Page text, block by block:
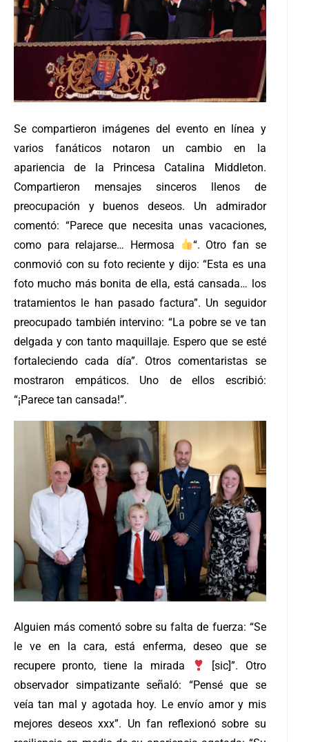
Se compartieron imágenes del evento en línea y
varios fanáticos notaron un cambio en la
apariencia de la Princesa Catalina Middleton.
Compartieron mensajes sinceros llenos de
preocupación y buenos deseos. Un admirador
comentó: “Parece que necesita unas vacaciones,
como para relajarse… Hermosa
“. Otro fan se
conmovió con su foto reciente y dijo: “Esta es una
foto mucho más bonita de ella, está cansada… los
tratamientos le han pasado factura”. Un seguidor
preocupado también intervino: “La pobre se ve tan
delgada y con tanto maquillaje. Espero que se esté
fortaleciendo cada día”. Otros comentaristas se
mostraron empáticos. Uno de ellos escribió:
“¡Parece tan cansada!”.
Alguien más comentó sobre su falta de fuerza: “Se
le ve en la cara, está enferma, deseo que se
recupere pronto, tiene la mirada
[sic]”. Otro
observador simpatizante señaló: “Pensé que se
veía tan mal y agotada hoy. Le envío amor y mis
mejores deseos xxx”. Un fan reflexionó sobre su